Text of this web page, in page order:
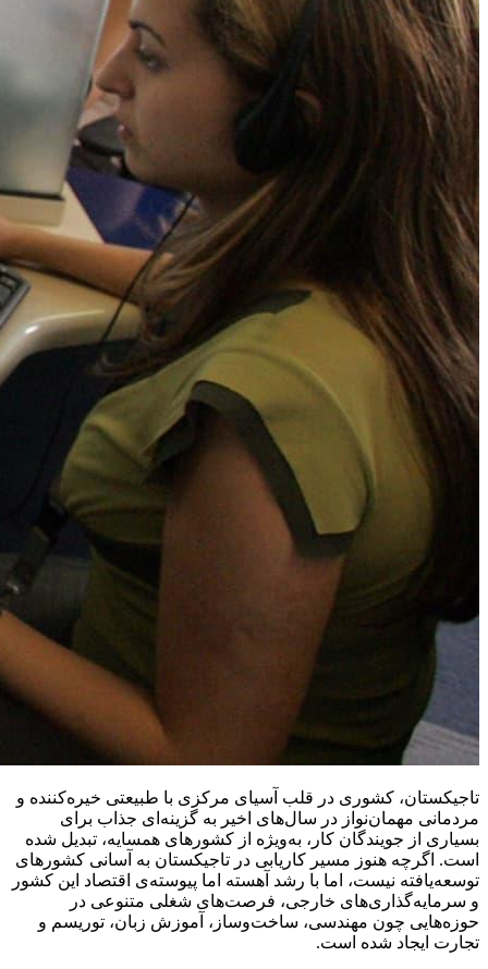
تاجیکستان، کشوری در قلب آسیای مرکزی با طبیعتی خیره‌کننده و
مردمانی مهمان‌نواز در سال‌های اخیر به گزینه‌ای جذاب برای
بسیاری از جویندگان کار، به‌ویژه از کشورهای همسایه، تبدیل شده
است. اگرچه هنوز مسیر کاریابی در تاجیکستان به آسانی کشورهای
توسعه‌یافته نیست، اما با رشد آهسته اما پیوسته‌ی اقتصاد این کشور
و سرمایه‌گذاری‌های خارجی، فرصت‌های شغلی متنوعی در
حوزه‌هایی چون مهندسی، ساخت‌وساز، آموزش زبان، توریسم و
تجارت ایجاد شده است.